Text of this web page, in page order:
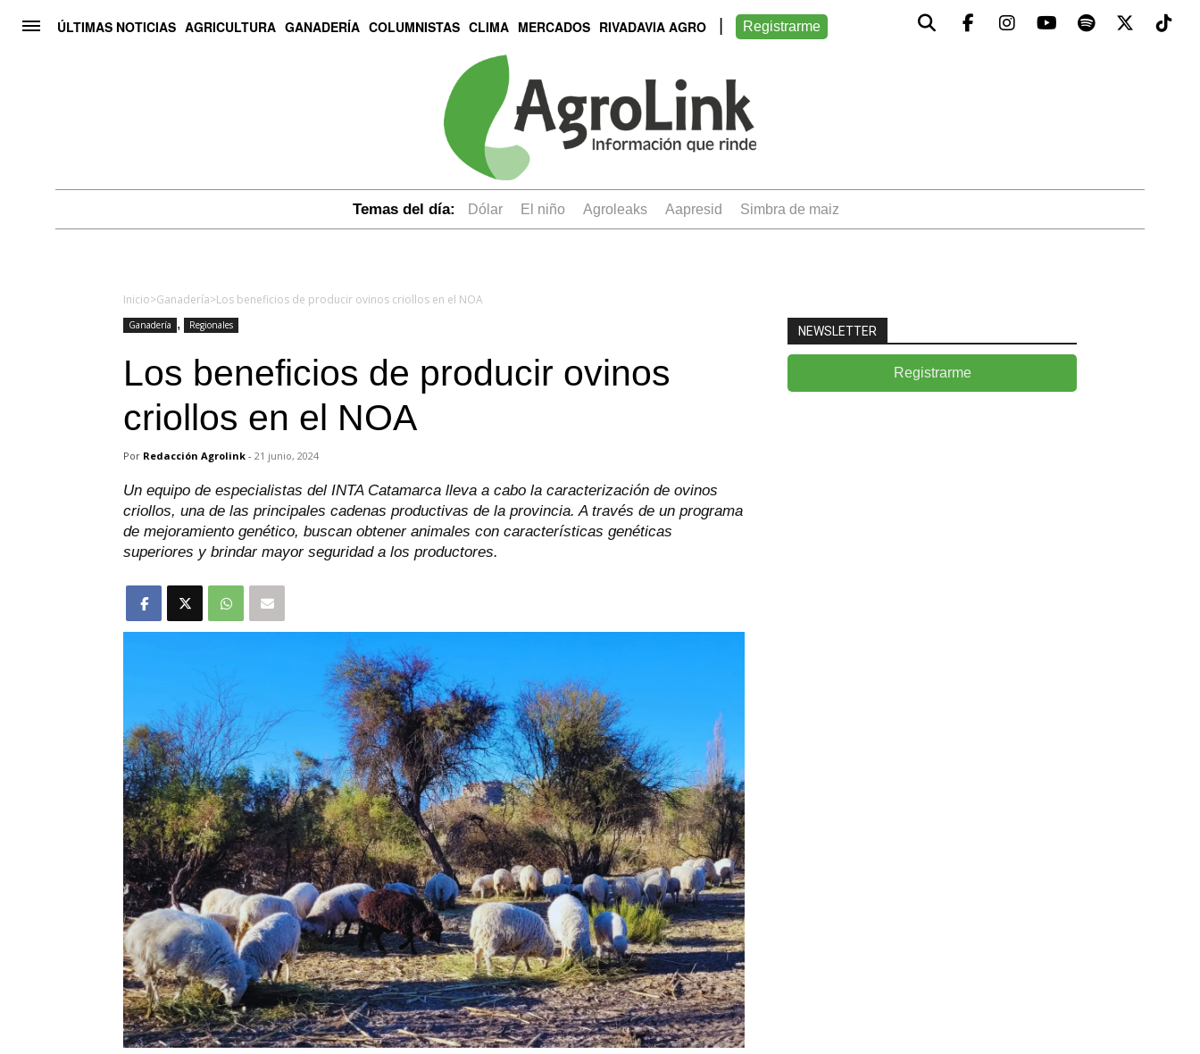
ÚLTIMAS NOTICIAS AGRICULTURA GANADERÍA COLUMNISTAS CLIMA MERCADOS RIVADAVIA AGRO Registrarme
Temas del día: dólar el niño Agroleaks aapresid simbra de maiz
Inicio>Ganadería>Los beneficios de producir ovinos criollos en el NOA
Ganadería , Regionales
Los beneficios de producir ovinos
criollos en el NOA
Por Redacción Agrolink - 21 junio, 2024
Un equipo de especialistas del INTA Catamarca lleva a cabo la caracterización de ovinos
criollos, una de las principales cadenas productivas de la provincia. A través de un programa
de mejoramiento genético, buscan obtener animales con características genéticas
superiores y brindar mayor seguridad a los productores.
NEWSLETTER
Registrarme